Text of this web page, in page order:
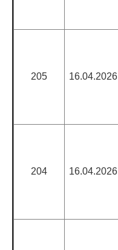
205 16.04.2026
204 16.04.2026